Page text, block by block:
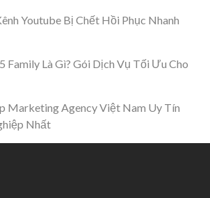
Youtube Bị Chết Hồi Phục Nhanh
Là Gì? Gói Dịch Vụ Tối Ưu Cho
Marketing Agency Việt Nam Uy Tín
Nhất